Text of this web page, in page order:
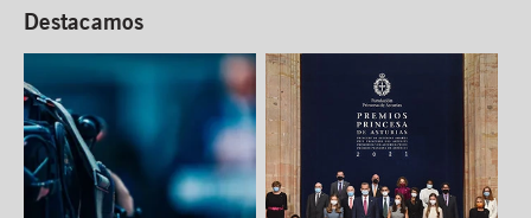
Destacamos